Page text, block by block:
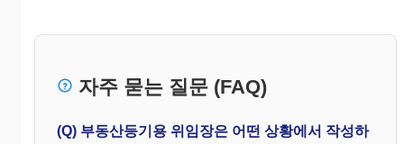
기재함)
위임하고자 하는 등기신청인의 성명과 주소를
명서를 첨부해야 하는 등기인 경우에는 그의
자주 묻는 질문 (FAQ)
(Q) 부동산등기용 위임장은 어떤 상황에서 작성하